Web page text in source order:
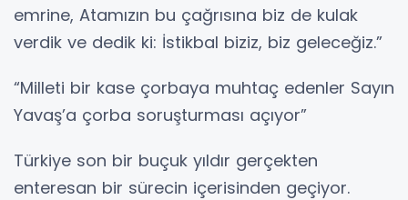
emrine, Atamızın bu çağrısına biz de kulak
verdik ve dedik ki: İstikbal biziz, biz geleceğiz.”
“Milleti bir kase çorbaya muhtaç edenler Sayın
Yavaş’a çorba soruşturması açıyor”
Türkiye son bir buçuk yıldır gerçekten
enteresan bir sürecin içerisinden geçiyor.